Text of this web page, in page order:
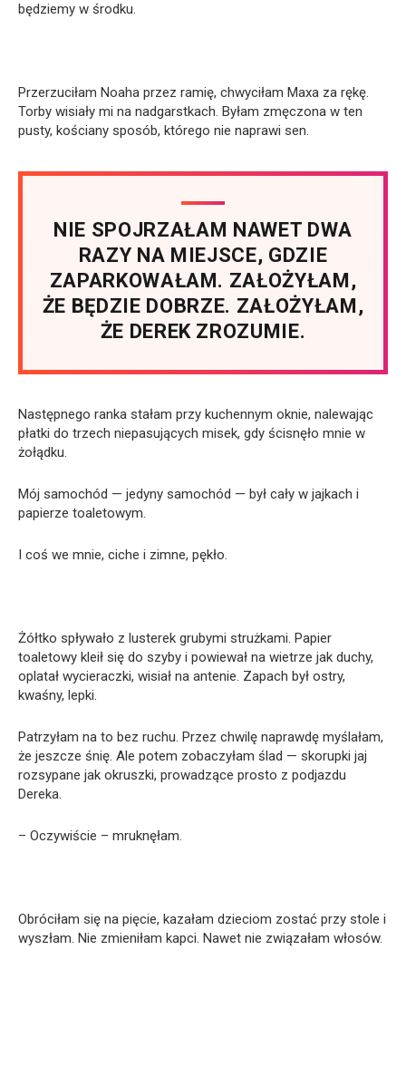
będziemy w środku.
Przerzuciłam Noaha przez ramię, chwyciłam Maxa za rękę.
Torby wisiały mi na nadgarstkach. Byłam zmęczona w ten
pusty, kościany sposób, którego nie naprawi sen.
NIE SPOJRZAŁAM NAWET DWA
RAZY NA MIEJSCE, GDZIE
ZAPARKOWAŁAM. ZAŁOŻYŁAM,
ŻE BĘDZIE DOBRZE. ZAŁOŻYŁAM,
ŻE DEREK ZROZUMIE.
Następnego ranka stałam przy kuchennym oknie, nalewając
płatki do trzech niepasujących misek, gdy ścisnęło mnie w
żołądku.
Mój samochód — jedyny samochód — był cały w jajkach i
papierze toaletowym.
I coś we mnie, ciche i zimne, pękło.
Żółtko spływało z lusterek grubymi strużkami. Papier
toaletowy kleił się do szyby i powiewał na wietrze jak duchy,
oplatał wycieraczki, wisiał na antenie. Zapach był ostry,
kwaśny, lepki.
Patrzyłam na to bez ruchu. Przez chwilę naprawdę myślałam,
że jeszcze śnię. Ale potem zobaczyłam ślad — skorupki jaj
rozsypane jak okruszki, prowadzące prosto z podjazdu
Dereka.
– Oczywiście – mruknęłam.
Obróciłam się na pięcie, kazałam dzieciom zostać przy stole i
wyszłam. Nie zmieniłam kapci. Nawet nie związałam włosów.